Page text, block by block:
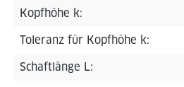
Kopfhöhe k:
Toleranz für Kopfhöhe k:
Schaftlänge L: